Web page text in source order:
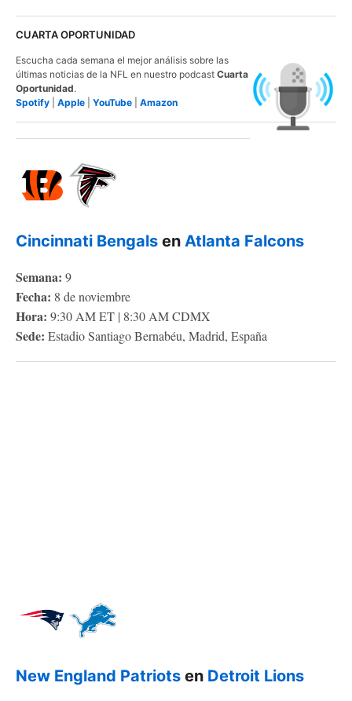
CUARTA OPORTUNIDAD
Escucha cada semana el mejor análisis sobre las
últimas noticias de la NFL en nuestro podcast Cuarta
Oportunidad.
Spotify
Apple YouTube Amazon
Cincinnati Bengals en Atlanta Falcons
Semana: 9
Fecha: 8 de noviembre
Hora: 9:30 AM ET | 8:30 AM CDMX
Sede: Estadio Santiago Bernabéu, Madrid, España
New England Patriots en Detroit Lions